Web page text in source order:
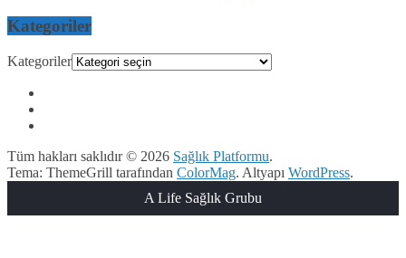
Kategoriler
Kategoriler
Tüm hakları saklıdır © 2026 Sağlık Platformu.
Tema: ThemeGrill tarafından ColorMag. Altyapı WordPress.
A Life Sağlık Grubu